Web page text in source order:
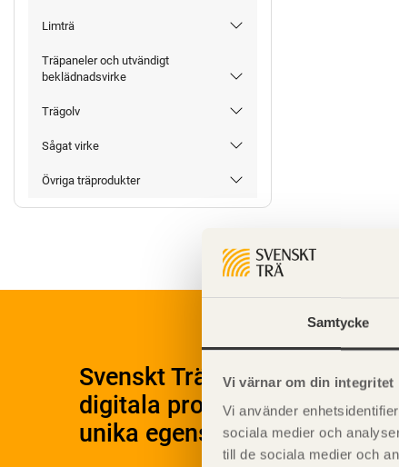
Samtycke
Vi värnar om din integritet
Vi använder
sociala medier och
till de sociala medier och
Limträ
Träpaneler och utvändigt
beklädnadsvirke
Trägolv
Sågat virke
Övriga träprodukter
Svenskt Träs
digitala produktkatalog för
unika egenskaper.